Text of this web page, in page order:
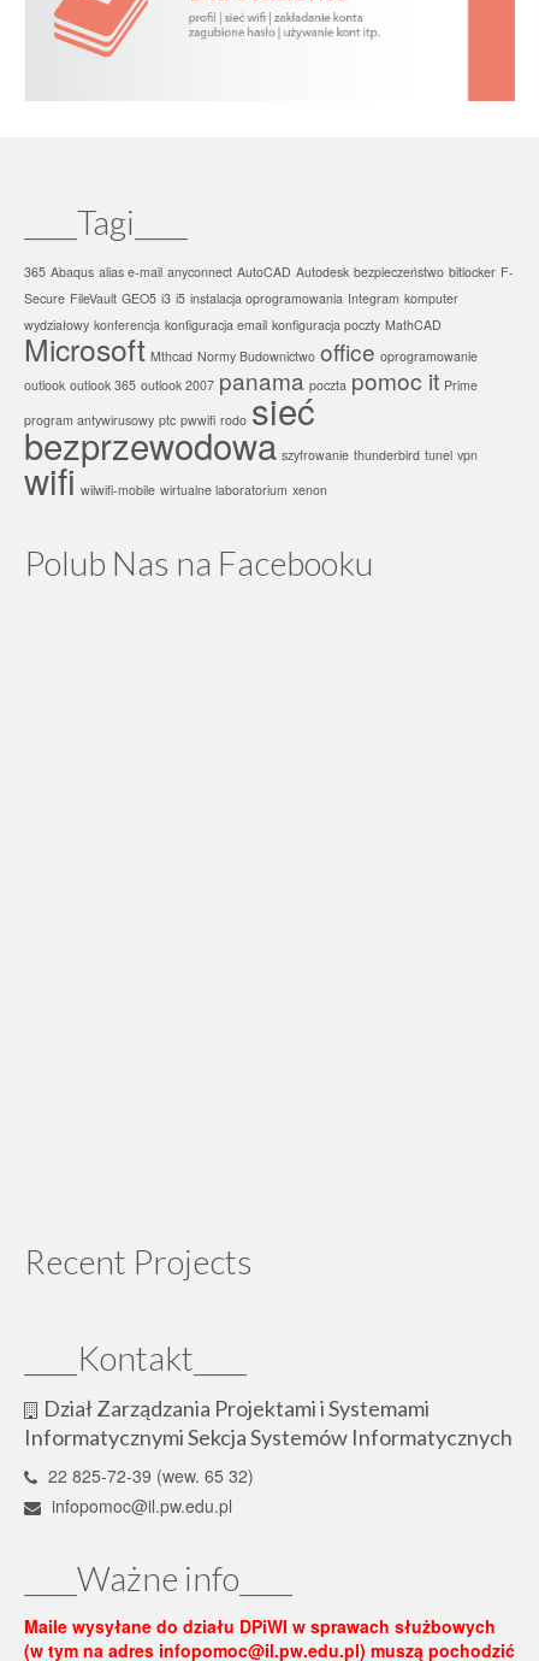
____Tagi____
365 Abaqus alias e-mail anyconnect AutoCAD Autodesk bezpieczeństwo bitlocker F-
Secure FileVault GEO5 i3 i5 instalacja oprogramowania Integram komputer
wydziałowy konferencja konfiguracja email konfiguracja poczty MathCAD
Microsoft Mthcad Normy Budownictwo office oprogramowanie
outlook outlook 365 outlook 2007 panama poczta pomoc it Prime
program antywirusowy ptc pwwifi rodo sieć
bezprzewodowa szyfrowanie thunderbird tunel vpn
wifi wilwifi-mobile wirtualne laboratorium xenon
Polub Nas na Facebooku
Recent Projects
____Kontakt____
Dział Zarządzania Projektami i Systemami
Informatycznymi Sekcja Systemów Informatycznych
22 825-72-39 (wew. 65 32)
infopomoc@il.pw.edu.pl
____Ważne info____
Maile wysyłane do działu DPiWI w sprawach służbowych
(w tym na adres infopomoc@il.pw.edu.pl) muszą pochodzić